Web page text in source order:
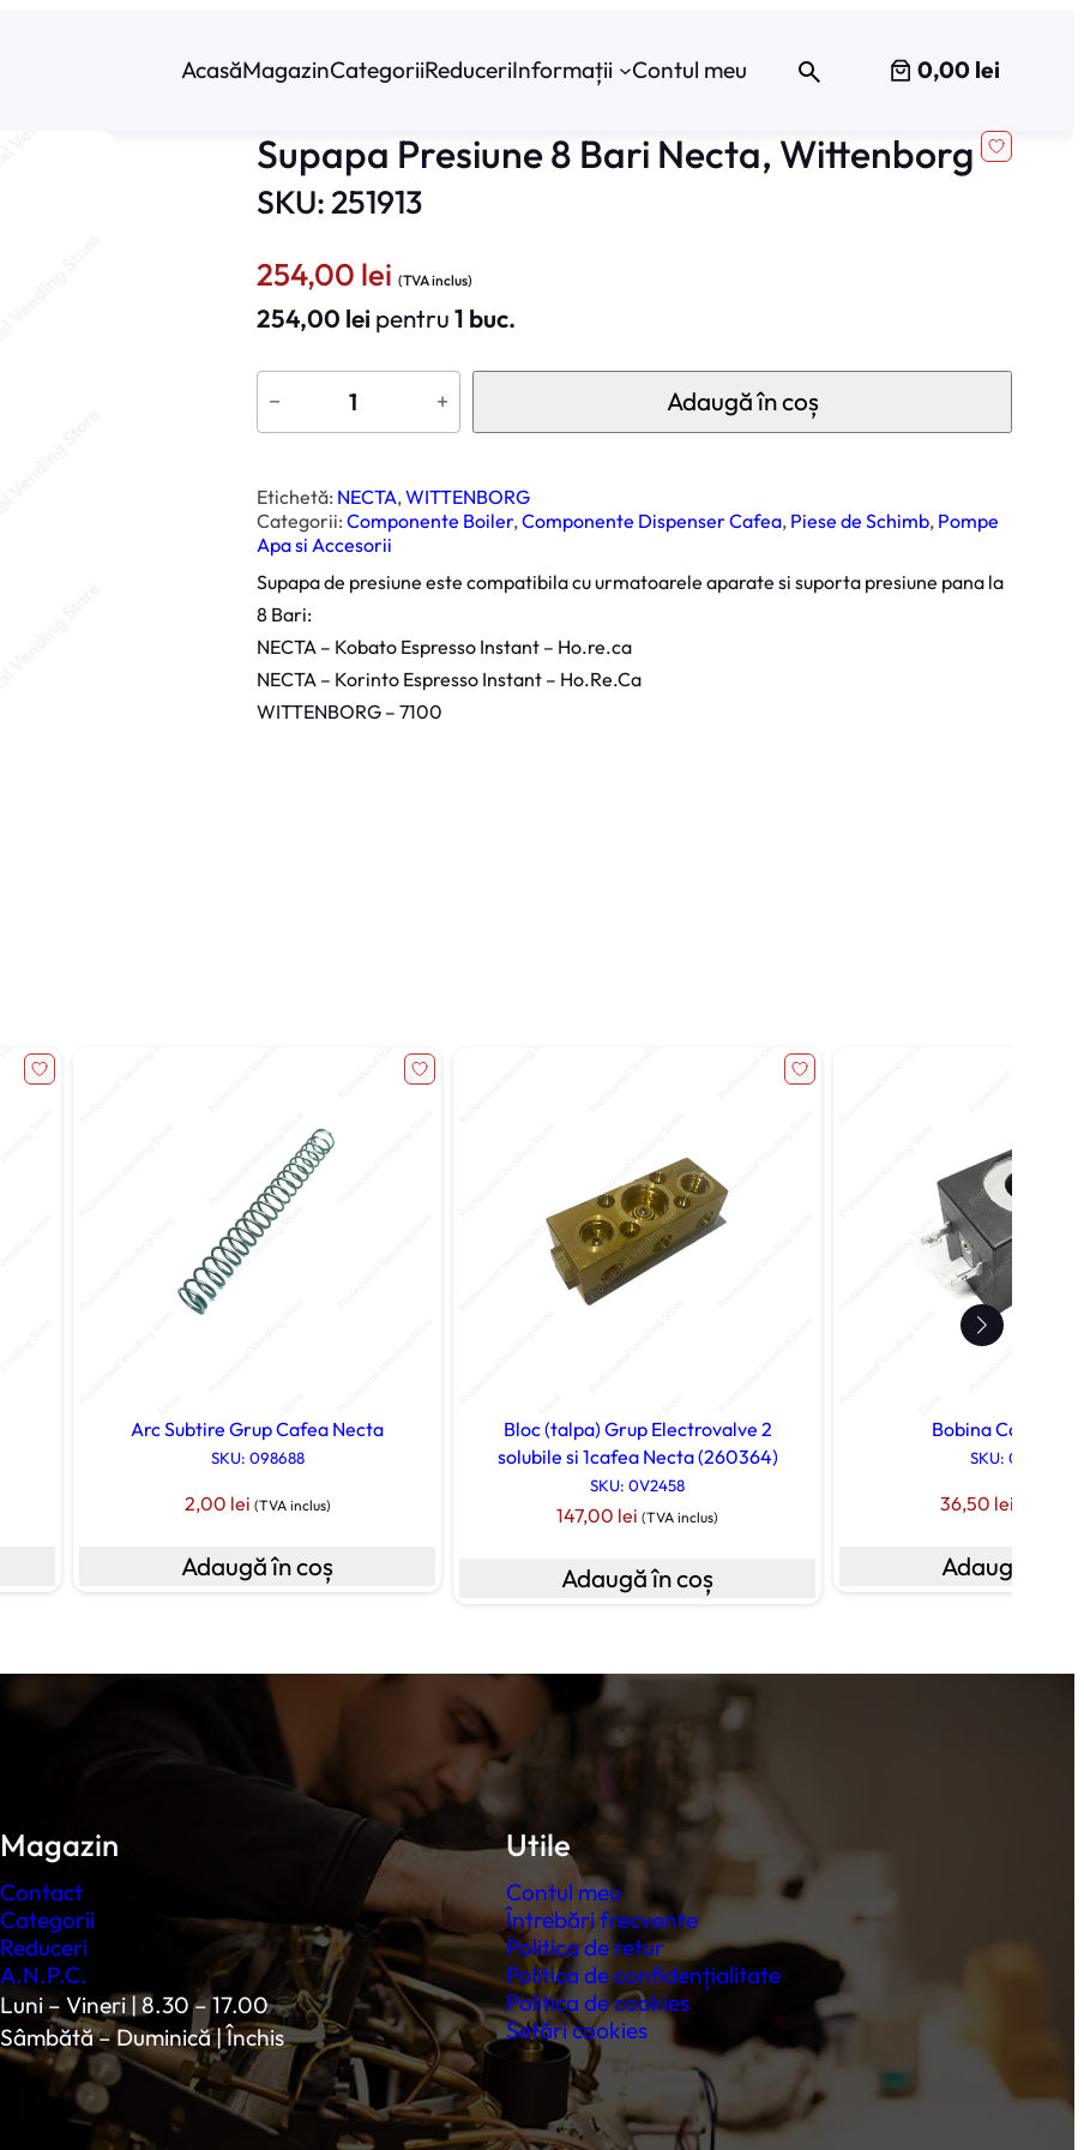
AcasăMagazinCategoriiReduceriInformații Contul meu 0,00 lei
Supapa Presiune 8 Bari Necta, Wittenborg
SKU: 251913
254,00 lei (TVA inclus)
254,00 lei pentru1 buc.
C
t
t
e
S
u
a
p
a
P
r
s
u
− + Adaugă în coș
Etichetă: NECTA, WITTENBORG
Categorii: Componente Boiler, Componente Dispenser Cafea, Piese de Schimb, Pompe
Apa si Accesorii
Supapa de presiune este compatibila cu urmatoarele aparate si suporta presiune pana la
8 Bari:
NECTA – Kobato Espresso Instant – Ho.re.ca
NECTA – Korinto Espresso Instant – Ho.Re.Ca
WITTENBORG – 7100
Arc Subtire Grup Cafea Necta
SKU: 098688
2,00 lei (TVA inclus)
Adaugă în coș
Bloc (talpa) Grup Electrovalve 2
solubile si 1cafea Necta (260364)
SKU: 0V2458
147,00 lei (TVA inclus)
Adaugă în coș
Bobina Cafea
SKU: 099057
36,50 lei
Adaugă în
Magazin
Contact
Categorii
Reduceri
A.N.P.C.
Luni – Vineri | 8.30 – 17.00
Sâmbătă – Duminică | Închis
Utile
Contul meu
Întrebări frecvente
Politica de retur
Politica de confidențialitate
Politica de cookies
Setări cookies